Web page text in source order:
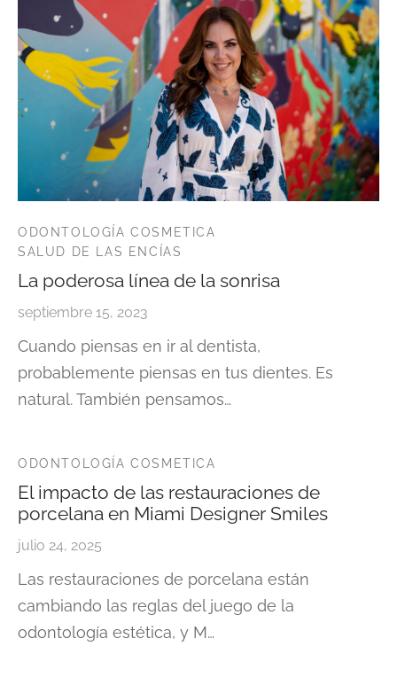
ODONTOLOGÍA COSMETICA
SALUD DE LAS ENCÍAS
La poderosa línea de la sonrisa
septiembre 15, 2023
Cuando piensas en ir al dentista,
probablemente piensas en tus dientes. Es
natural. También pensamos…
ODONTOLOGÍA COSMETICA
El impacto de las restauraciones de
porcelana en Miami Designer Smiles
julio 24, 2025
Las restauraciones de porcelana están
cambiando las reglas del juego de la
odontología estética, y M…